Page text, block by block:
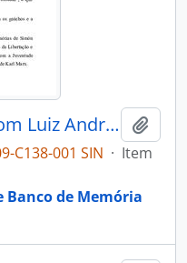
Síntese da Entrevista com Luiz Andrea Fávero
C138-001 SIN · Item
Banco de Memória